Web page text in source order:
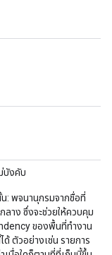
บังคับ
น: พจนานุกรมจากชื่อที่
ลาง ซึ่งจะช่วยให้ควบคุม
ของพื้นที่ทำงาน
ตัวอย่างเช่น รายการ